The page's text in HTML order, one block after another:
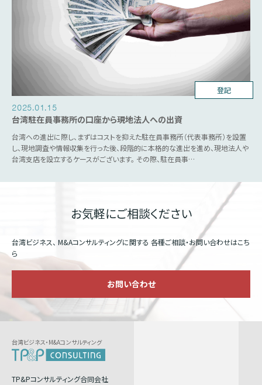
台湾ビジネス
登記
2025.01.15
台湾駐在員事務所の口座から現地法人への出資
台湾への進出に際し、まずはコストを抑えた駐在員事務所（代表事務所）を設置
し、現地調査や情報収集を行った後、段階的に本格的な進出を進め、現地法人や
台湾支店を設立するケースがございます。 その際、駐在員事…
お気軽にご相談ください
台湾ビジネス、 M&Aコンサルティングに関する 各種ご相談・お問い合わせはこち
ら
お問い合わせ
台湾ビジネス・M&Aコンサルティング
TP&Pコンサルティング合同会社